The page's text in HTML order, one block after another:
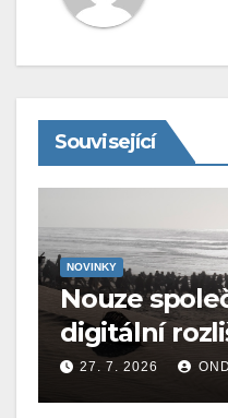
Související
NOVINKY
Nouze
digitální
27. 7. 2026